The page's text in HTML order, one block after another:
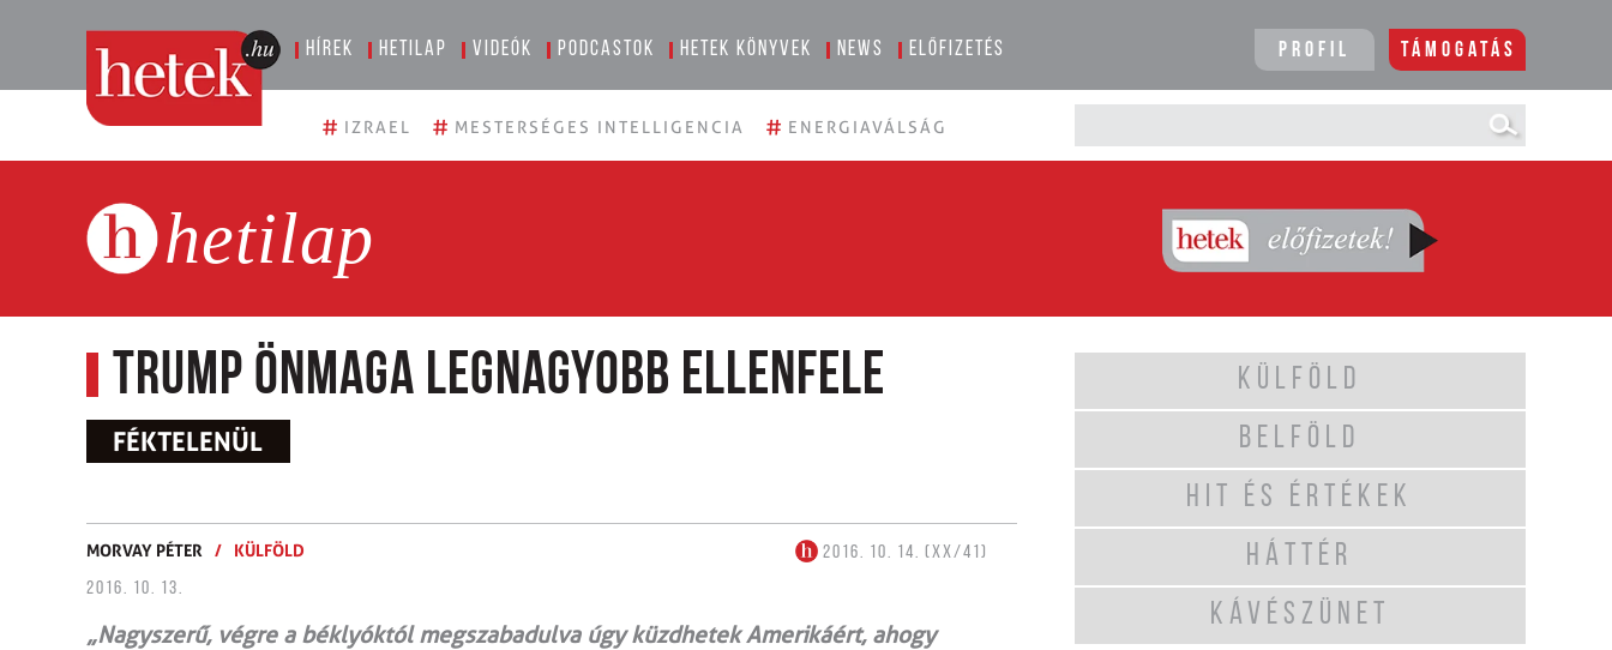
Hírek Hetilap Videók Podcastok Hetek könyvek News Előfizetés Profil Támogatás
# IZRAEL # MESTERSÉGES INTELLIGENCIA # ENERGIAVÁLSÁG
hetilap
Trump önmaga legnagyobb ellenfele
FÉKTELENÜL
MORVAY PÉTER / KÜLFÖLD
2016. 10. 14. (XX/41)
2016. 10. 13.
„Nagyszerű, végre a béklyóktól megszabadulva úgy küzdhetek Amerikáért, ahogy
KÜLFÖLD
BELFÖLD
HIT ÉS ÉRTÉKEK
HÁTTÉR
KÁVÉSZÜNET